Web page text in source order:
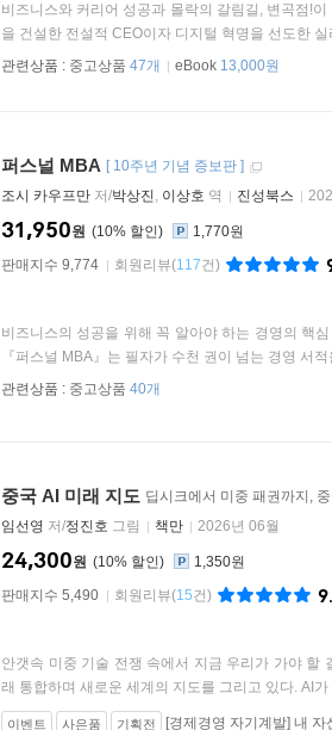
비즈니스와 커리어 성공과 몰락의 갈림길, 변곡점!
을 건설한 전설적 CEO이자 디지털 혁명을 선도한
관련상품 : 중고상품 47개 eBook 13,000원
퍼스널 MBA [ 10주년 기념 증보판 ]
조시 카우프만 저/박상진 , 이상호 역 진성북스
10%
31,950원
1,770원
판매지수 9,774
회원리뷰(117건)
비즈니스의 성공을 위해 꼭 알아야 하는 경영의 핵
『퍼스널 MBA』는 필자가 수천 권이 넘는 경영 서
관련상품 : 중고상품 40개
중국 AI 미래 지도 딥시크에서 미중 패권까지,
임선영 저/정진호 그림 책만 2026년 06월
10%
24,300원
1,350원
판매지수 5,490
회원리뷰(15건)
안갯속 미중 기술 전쟁 속에서 지금 우리가 가야 할
래 통합하며 새로운 세계의 지도를 그리고 있다. AI
이벤트 사은품 기획전 [경제경영 자기계발] 내